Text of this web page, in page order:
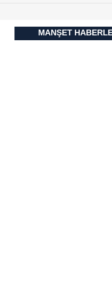
için Ayarlar butonuna
6698 sayılı Kişisel Verilerin
MANŞET